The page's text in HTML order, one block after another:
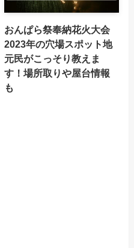
おんぱら祭奉納花火大会
2023年の穴場スポット地
元民がこっそり教えま
す！場所取りや屋台情報
も